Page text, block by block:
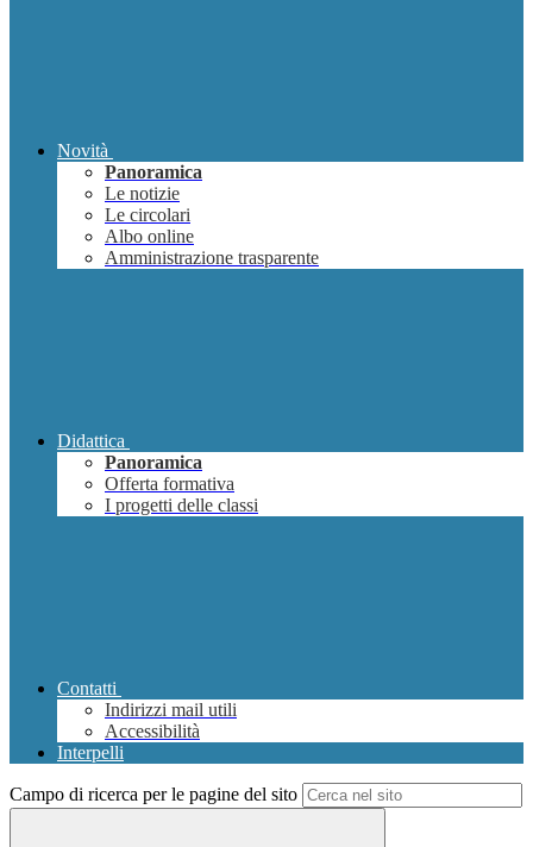
Novità
Panoramica
Le notizie
Le circolari
Albo online
Amministrazione trasparente
Didattica
Panoramica
Offerta formativa
I progetti delle classi
Contatti
Indirizzi mail utili
Accessibilità
Interpelli
Campo di ricerca per le pagine del sito